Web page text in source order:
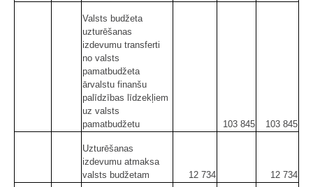
Valsts budžeta
uzturēšanas
izdevumu transferti
no valsts
pamatbudžeta
ārvalstu finanšu
palīdzības līdzekļiem
uz valsts
pamatbudžetu
103 845 103 845
Uzturēšanas
izdevumu atmaksa
valsts budžetam
12 734 12 734